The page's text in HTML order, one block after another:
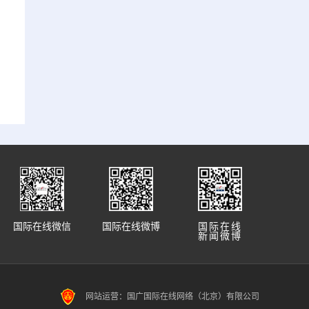
国际在线
新闻微博
国际在线微博
国际在线微信
网站运营：国广国际在线网络（北京）有限公司